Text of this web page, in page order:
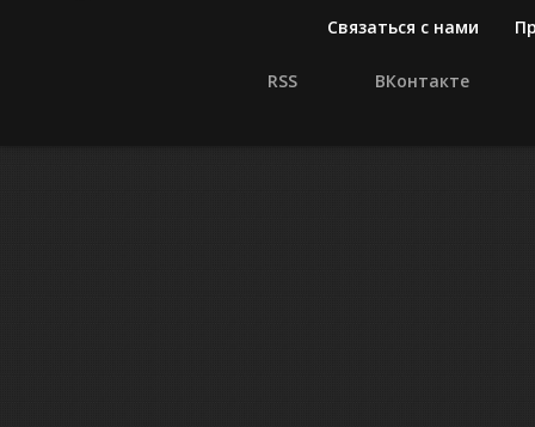
Связаться с нами
RSS ВКонтакте